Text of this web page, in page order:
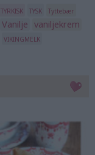
TYRKISK TYSK Tyttebær
Vanilje vaniljekrem
VIKINGMELK